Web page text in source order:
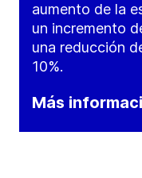
aumento de la
un incremento
una reducción
10%.
Más